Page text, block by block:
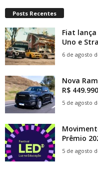
Posts Recentes
Fiat
Uno e
6 de agosto
Nova
R$ 449.990
5 de agosto
Prêmio
5 de agosto